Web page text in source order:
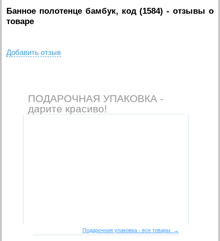
Банное полотенце бамбук, код (1584) - отзывы о
товаре
Добавить отзыв
ПОДАРОЧНАЯ УПАКОВКА -
дарите красиво!
Подарочная упаковка - все товары →